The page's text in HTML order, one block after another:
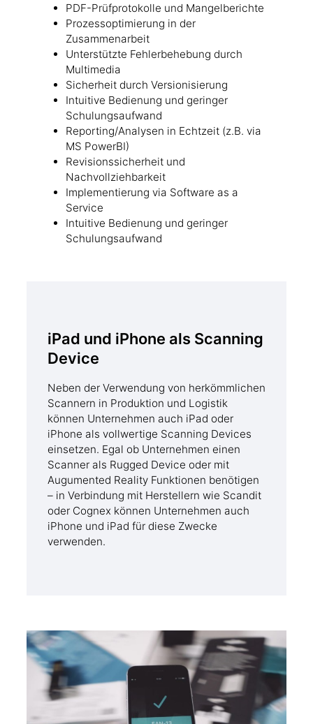
PDF-Prüfprotokolle und Mangelberichte
Prozessoptimierung in der
Zusammenarbeit
Unterstützte Fehlerbehebung durch
Multimedia
Sicherheit durch Versionisierung
Intuitive Bedienung und geringer
Schulungsaufwand
Reporting/Analysen in Echtzeit (z.B. via
MS PowerBI)
Revisionssicherheit und
Nachvollziehbarkeit
Implementierung via Software as a
Service
Intuitive Bedienung und geringer
Schulungsaufwand
iPad und iPhone als Scanning
Device
Neben der Verwendung von herkömmlichen
Scannern in Produktion und Logistik
können Unternehmen auch iPad oder
iPhone als vollwertige Scanning Devices
einsetzen. Egal ob Unternehmen einen
Scanner als Rugged Device oder mit
Augumented Reality Funktionen benötigen
– in Verbindung mit Herstellern wie Scandit
oder Cognex können Unternehmen auch
iPhone und iPad für diese Zwecke
verwenden.